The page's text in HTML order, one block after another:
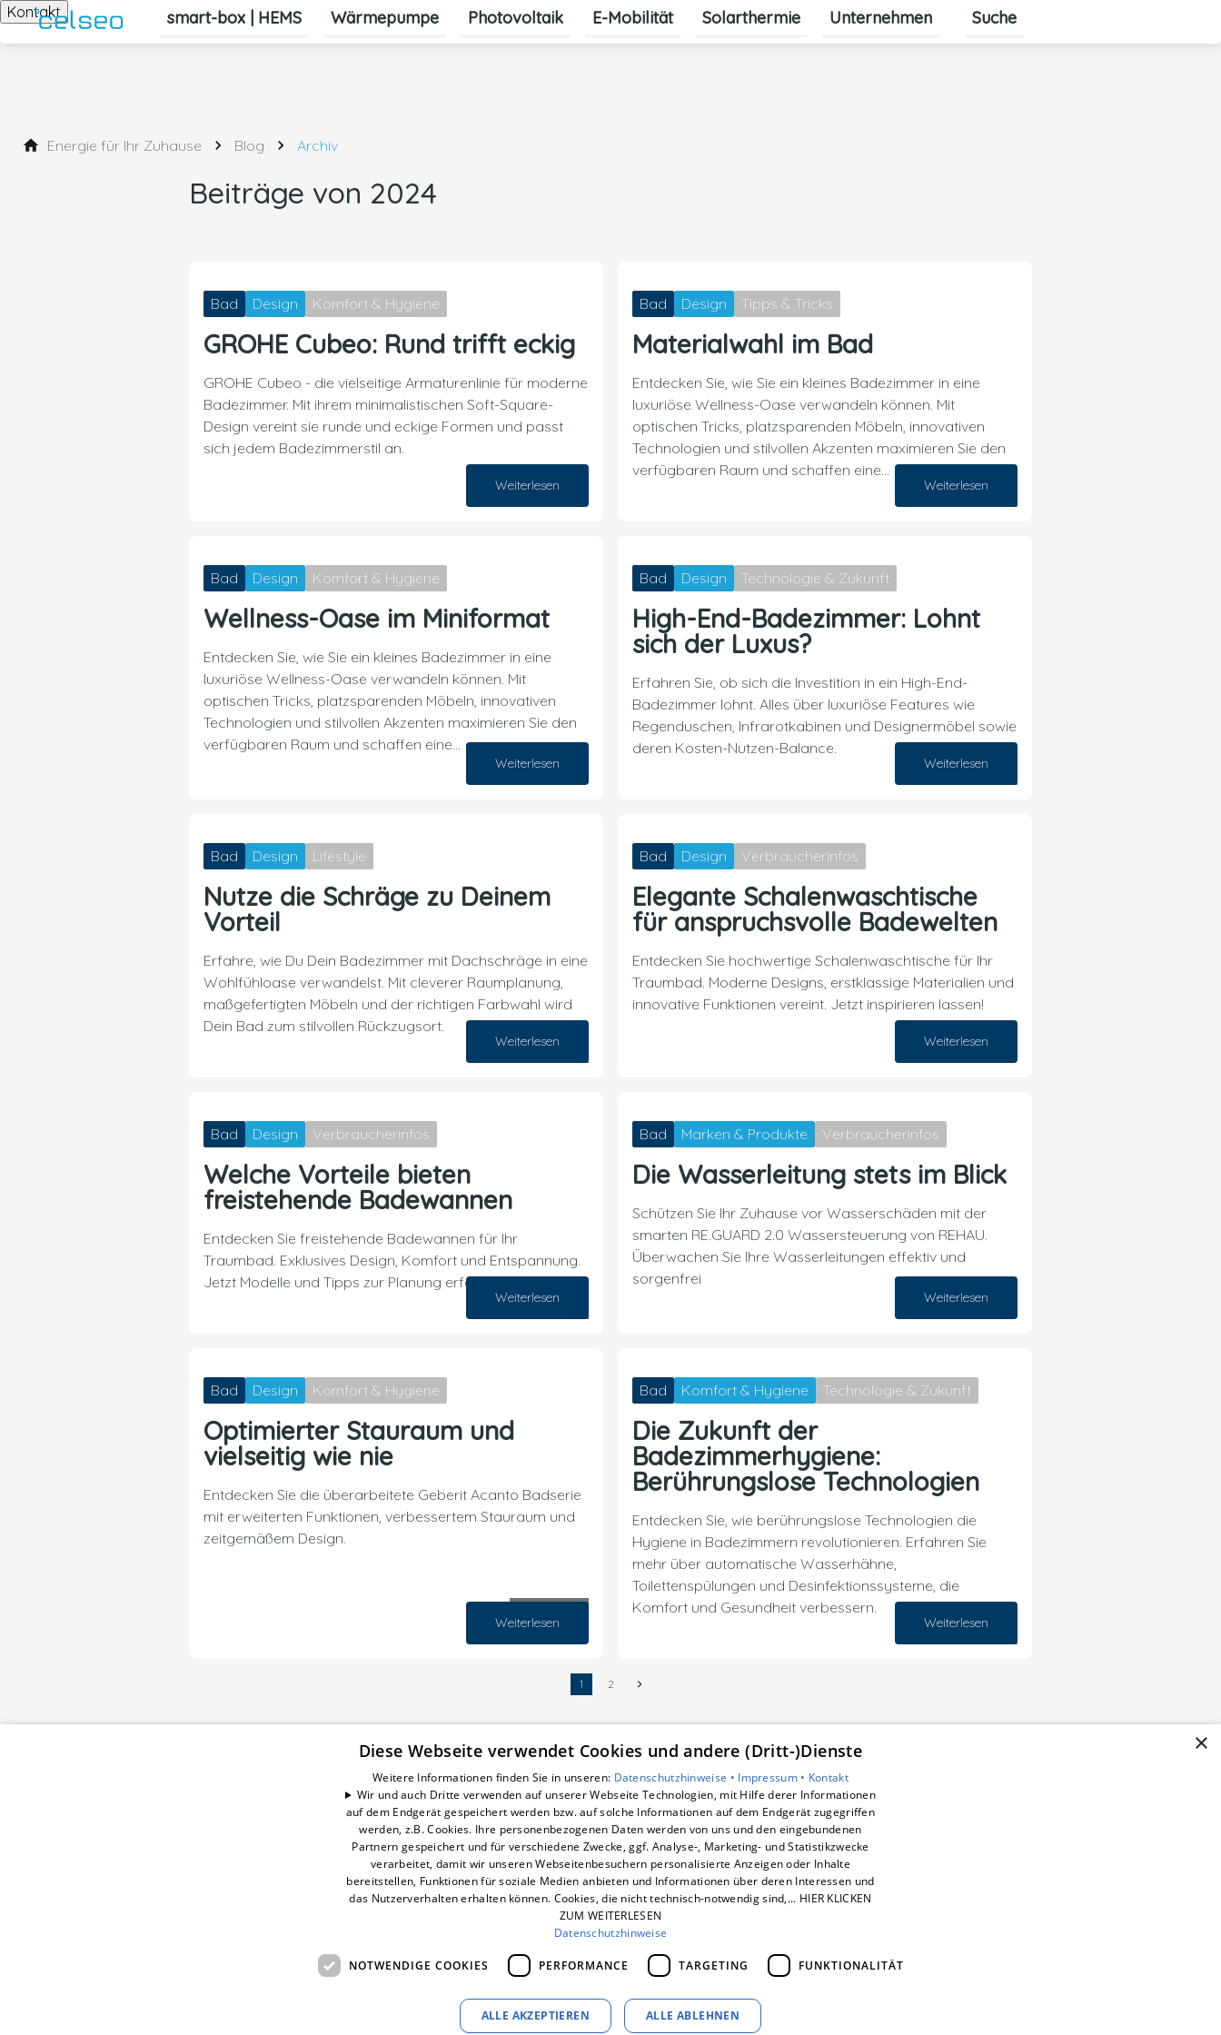
Kontakt smart-box | HEMS Wärmepumpe Photovoltaik E-Mobilität Solarthermie Unternehmen
Untermenü für Unternehmen
Suche
Energie für Ihr Zuhause Blog Archiv
Beiträge von 2024
Bad Design Komfort & Hygiene
GROHE Cubeo: Rund trifft eckig
GROHE Cubeo - die vielseitige Armaturenlinie für moderne
Badezimmer. Mit ihrem minimalistischen Soft-Square-
Design vereint sie runde und eckige Formen und passt
sich jedem Badezimmerstil an.
26. Dezember 2024
Weiterlesen
Bad Design Tipps & Tricks
Materialwahl im Bad
Entdecken Sie, wie Sie ein kleines Badezimmer in eine
luxuriöse Wellness-Oase verwandeln können. Mit
optischen Tricks, platzsparenden Möbeln, innovativen
Technologien und stilvollen Akzenten maximieren Sie den
verfügbaren Raum und schaffen eine…
Weiterlesen
Bad Design Komfort & Hygiene
Wellness-Oase im Miniformat
Entdecken Sie, wie Sie ein kleines Badezimmer in eine
luxuriöse Wellness-Oase verwandeln können. Mit
optischen Tricks, platzsparenden Möbeln, innovativen
Technologien und stilvollen Akzenten maximieren Sie den
verfügbaren Raum und schaffen eine…
Weiterlesen
Bad Design Technologie & Zukunft
High-End-Badezimmer: Lohnt
sich der Luxus?
Erfahren Sie, ob sich die Investition in ein High-End-
Badezimmer lohnt. Alles über luxuriöse Features wie
Regenduschen, Infrarotkabinen und Designermöbel sowie
deren Kosten-Nutzen-Balance.
Weiterlesen
Bad Design Lifestyle
Nutze die Schräge zu Deinem
Vorteil
Erfahre, wie Du Dein Badezimmer mit Dachschräge in eine
Wohlfühloase verwandelst. Mit cleverer Raumplanung,
maßgefertigten Möbeln und der richtigen Farbwahl wird
Dein Bad zum stilvollen Rückzugsort.
Weiterlesen
Bad Design Verbraucherinfos
Elegante Schalenwaschtische
für anspruchsvolle Badewelten
Entdecken Sie hochwertige Schalenwaschtische für Ihr
Traumbad. Moderne Designs, erstklassige Materialien und
innovative Funktionen vereint. Jetzt inspirieren lassen!
14. Oktober 2024
Weiterlesen
Bad Design Verbraucherinfos
Welche Vorteile bieten
freistehende Badewannen
Entdecken Sie freistehende Badewannen für Ihr
Traumbad. Exklusives Design, Komfort und Entspannung.
Jetzt Modelle und Tipps zur Planung erfahren!
Weiterlesen
Bad Marken & Produkte Verbraucherinfos
Die Wasserleitung stets im Blick
Schützen Sie Ihr Zuhause vor Wasserschäden mit der
smarten RE.GUARD 2.0 Wassersteuerung von REHAU.
Überwachen Sie Ihre Wasserleitungen effektiv und
sorgenfrei
Weiterlesen
Bad Design Komfort & Hygiene
Optimierter Stauraum und
vielseitig wie nie
Entdecken Sie die überarbeitete Geberit Acanto Badserie
mit erweiterten Funktionen, verbessertem Stauraum und
zeitgemäßem Design.
10. September 2024
Weiterlesen
Bad Komfort & Hygiene Technologie & Zukunft
Die Zukunft der
Badezimmerhygiene:
Berührungslose Technologien
Entdecken Sie, wie berührungslose Technologien die
Hygiene in Badezimmern revolutionieren. Erfahren Sie
mehr über automatische Wasserhähne,
Toilettenspülungen und Desinfektionssysteme, die
Komfort und Gesundheit verbessern.
Weiterlesen
1 2
Unsere Bereiche
smart-box
Wärmepumpe
Photovoltaik
Dynamischer Stromtarif
E-Mobilität
×
Diese Webseite verwendet Cookies und andere (Dritt-)Dienste
Weitere Informationen finden Sie in unseren: Datenschutzhinweise • Impressum • Kontakt
Wir und auch Dritte verwenden auf unserer Webseite Technologien, mit Hilfe derer Informationen
auf dem Endgerät gespeichert werden bzw. auf solche Informationen auf dem Endgerät zugegriffen
werden, z.B. Cookies. Ihre personenbezogenen Daten werden von uns und den eingebundenen
Partnern gespeichert und für verschiedene Zwecke, ggf. Analyse-, Marketing- und Statistikzwecke
verarbeitet, damit wir unseren Webseitenbesuchern personalisierte Anzeigen oder Inhalte
bereitstellen, Funktionen für soziale Medien anbieten und Informationen über deren Interessen und
das Nutzerverhalten erhalten können. Cookies, die nicht technisch-notwendig sind,... HIER KLICKEN
ZUM WEITERLESEN
Datenschutzhinweise
NOTWENDIGE COOKIES PERFORMANCE TARGETING FUNKTIONALITÄT
ALLE AKZEPTIEREN ALLE ABLEHNEN